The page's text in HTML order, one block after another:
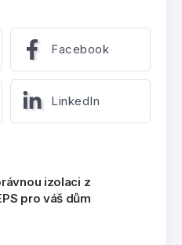
Facebook
LinkedIn
izolaci z
pro váš dům